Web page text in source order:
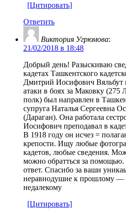
[Цитировать]
Ответить
Виктория Угрюмова:
21/02/2018 в 18:48
Добрый день! Разыскиваю
кадетах Ташкентского
Дмитрий Иосифович Вяльбут
атаки в боях за Маковку (275
полк) был направлен в
супруга Наталья Сергеевна
(Дараган). Она работала
Иосифович преподавал в
В 1918 году он исчез =
крепости. Ищу любые
кадетов, любые сведения.
можно обратться за помощью.
ответ. Спасибо за ваши
неравнодушие к прошлому —
недалекому
[Цитировать]